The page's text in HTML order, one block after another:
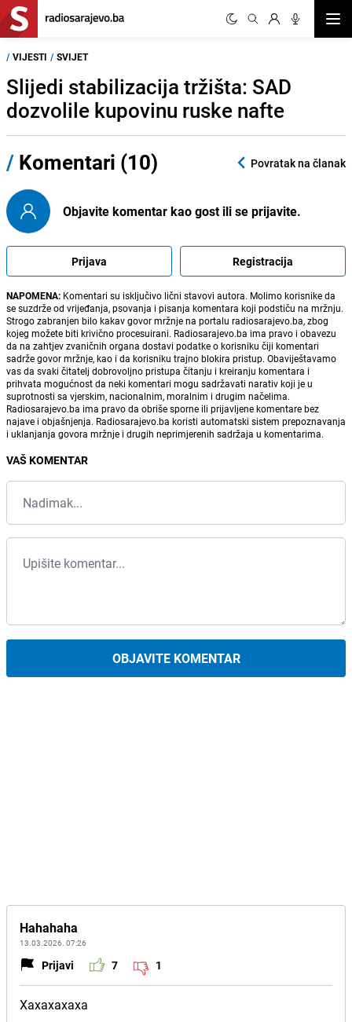
/ VIJESTI / SVIJET
Slijedi stabilizacija tržišta: SAD
dozvolile kupovinu ruske nafte
/ Komentari (10) Povratak na članak
Objavite komentar kao gost ili se prijavite.
Prijava Registracija
NAPOMENA: Komentari su isključivo lični stavovi autora. Molimo korisnike da
se suzdrže od vrijeđanja, psovanja i pisanja komentara koji podstiču na mržnju.
Strogo zabranjen bilo kakav govor mržnje na portalu radiosarajevo.ba, zbog
kojeg možete biti krivično procesuirani. Radiosarajevo.ba ima pravo i obavezu
da na zahtjev zvaničnih organa dostavi podatke o korisniku čiji komentari
sadrže govor mržnje, kao i da korisniku trajno blokira pristup. Obaviještavamo
vas da svaki čitatelj dobrovoljno pristupa čitanju i kreiranju komentara i
prihvata mogućnost da neki komentari mogu sadržavati narativ koji je u
suprotnosti sa vjerskim, nacionalnim, moralnim i drugim načelima.
Radiosarajevo.ba ima pravo da obriše sporne ili prijavljene komentare bez
najave i objašnjenja. Radiosarajevo.ba koristi automatski sistem prepoznavanja
i uklanjanja govora mržnje i drugih neprimjerenih sadržaja u komentarima.
VAŠ KOMENTAR
OBJAVITE KOMENTAR
Hahahaha
13.03.2026. 07:26
Prijavi 7 1
Xaxaxaxaxa